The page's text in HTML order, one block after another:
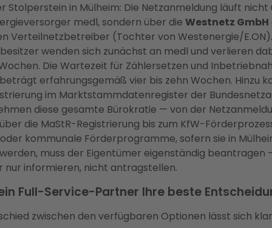
Stolperstein in Mülheim: Die Netzanmeldung läuft nicht
medl, sondern über die Westnetz GmbH
Verteilnetzbetreiber (Tochter von Westenergie/
wenden sich zunächst an medl und verlieren
Die Wartezeit für Zählersetzen und
erfahrungsgemäß vier bis zehn Wochen. Hinzu
im Marktstammdatenregister der
diese gesamte Bürokratie — von der
die MaStR-Registrierung bis zum KfW-
kommunale Förderprogramme, sofern sie in
muss der Eigentümer eigenständig beantragen
nur informieren, nicht antragstellen.
Full-Service-Partner Ihre beste
zwischen den verfügbaren Optionen lässt sich klar